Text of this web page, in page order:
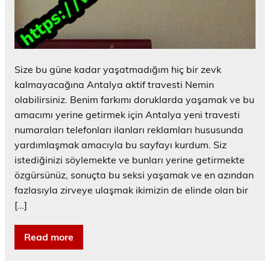
Size bu güne kadar yaşatmadığım hiç bir zevk
kalmayacağına Antalya aktif travesti Nemin
olabilirsiniz. Benim farkımı doruklarda yaşamak ve bu
amacımı yerine getirmek için Antalya yeni travesti
numaraları telefonları ilanları reklamları hususunda
yardımlaşmak amacıyla bu sayfayı kurdum. Siz
istediğinizi söylemekte ve bunları yerine getirmekte
özgürsünüz, sonuçta bu seksi yaşamak ve en azından
fazlasıyla zirveye ulaşmak ikimizin de elinde olan bir
[…]
Read more